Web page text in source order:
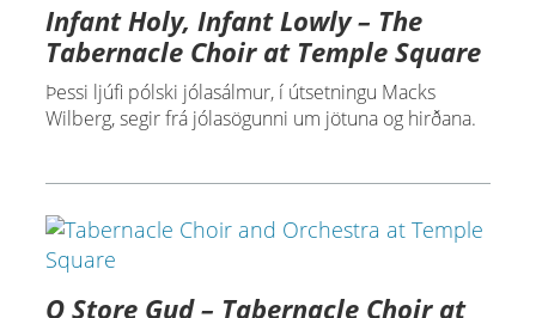
Infant Holy, Infant Lowly – The
Tabernacle Choir at Temple Square
Þessi ljúfi pólski jólasálmur, í útsetningu Macks
Wilberg, segir frá jólasögunni um jötuna og hirðana.
O Store Gud – Tabernacle Choir at